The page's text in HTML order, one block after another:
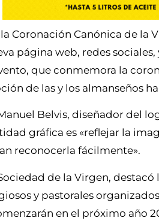
Coronación Canónica de la
página web, redes
que conmemora la
de las y los almanseños
Belvis, diseñador del
gráfica es «reflejar la
reconocerla fácilmente».
de la Virgen,
y pastorales
en el próximo año